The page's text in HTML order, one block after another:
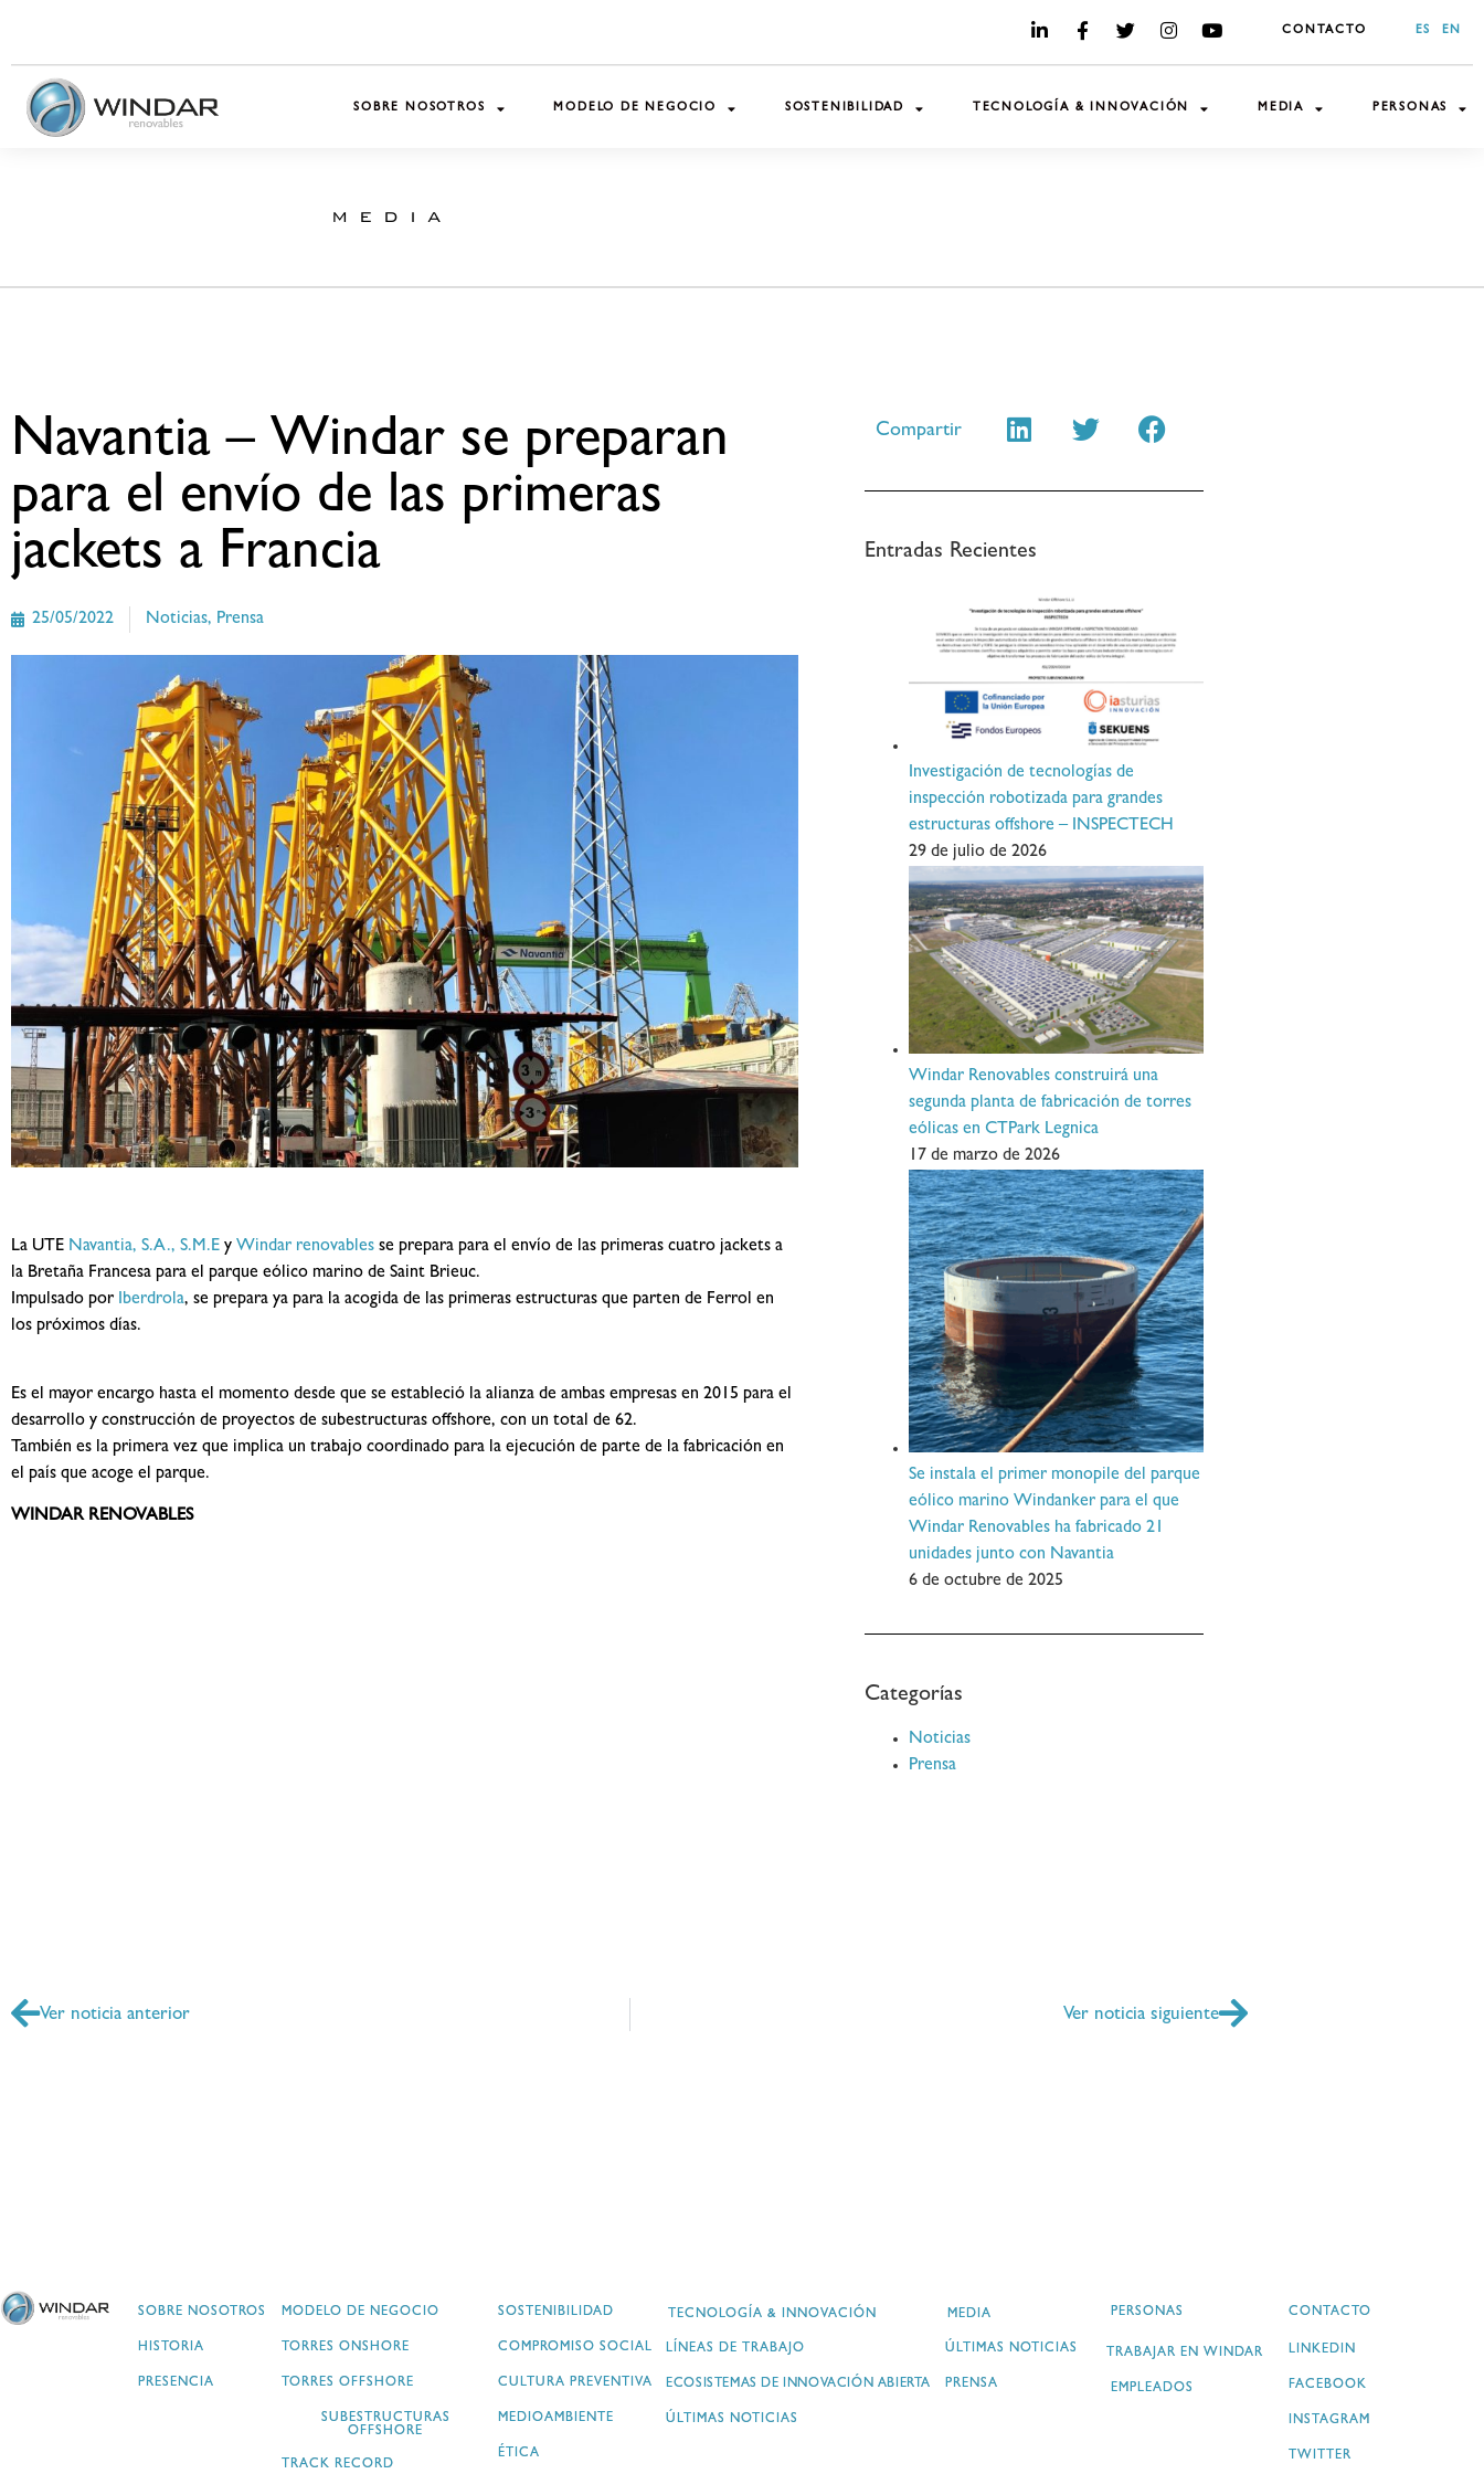
CONTACTO ES EN
SOBRE NOSOTROS MODELO DE NEGOCIO SOSTENIBILIDAD TECNOLOGÍA & INNOVACIÓN MEDIA PERSONAS
MEDIA
Navantia – Windar se preparan
para el envío de las primeras
jackets a Francia
25/05/2022 Noticias, Prensa
La UTE Navantia, S.A., S.M.E y Windar renovables se prepara para el envío de las primeras cuatro jackets a
la Bretaña Francesa para el parque eólico marino de Saint Brieuc.
Impulsado por Iberdrola, se prepara ya para la acogida de las primeras estructuras que parten de Ferrol en
los próximos días.
Es el mayor encargo hasta el momento desde que se estableció la alianza de ambas empresas en 2015 para el
desarrollo y construcción de proyectos de subestructuras offshore, con un total de 62.
También es la primera vez que implica un trabajo coordinado para la ejecución de parte de la fabricación en
el país que acoge el parque.
WINDAR RENOVABLES
Compartir
Entradas Recientes
Investigación de tecnologías de
inspección robotizada para grandes
estructuras offshore – INSPECTECH
29 de julio de 2026
Windar Renovables construirá una
segunda planta de fabricación de torres
eólicas en CTPark Legnica
17 de marzo de 2026
Se instala el primer monopile del parque
eólico marino Windanker para el que
Windar Renovables ha fabricado 21
unidades junto con Navantia
6 de octubre de 2025
Categorías
Noticias
Prensa
Ver noticia anterior Ver noticia siguiente
SOBRE NOSOTROS
HISTORIA
PRESENCIA
MODELO DE NEGOCIO
TORRES ONSHORE
TORRES OFFSHORE
SUBESTRUCTURAS
OFFSHORE
TRACK RECORD
SOSTENIBILIDAD
COMPROMISO SOCIAL
CULTURA PREVENTIVA
MEDIOAMBIENTE
ÉTICA
TECNOLOGÍA & INNOVACIÓN
LÍNEAS DE TRABAJO
ECOSISTEMAS DE INNOVACIÓN ABIERTA
ÚLTIMAS NOTICIAS
MEDIA
ÚLTIMAS NOTICIAS
PRENSA
PERSONAS
TRABAJAR EN WINDAR
EMPLEADOS
CONTACTO
LINKEDIN
FACEBOOK
INSTAGRAM
TWITTER